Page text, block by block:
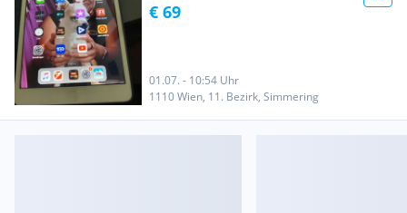
€ 69
01.07. - 10:54 Uhr
1110 Wien, 11. Bezirk, Simmering